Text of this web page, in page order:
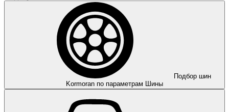
Подбор шин
Kormoran по параметрам
Шины